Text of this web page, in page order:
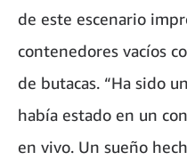
de este escenario
contenedores vacíos
de butacas. “Ha sido
había estado en un
en vivo. Un sueño